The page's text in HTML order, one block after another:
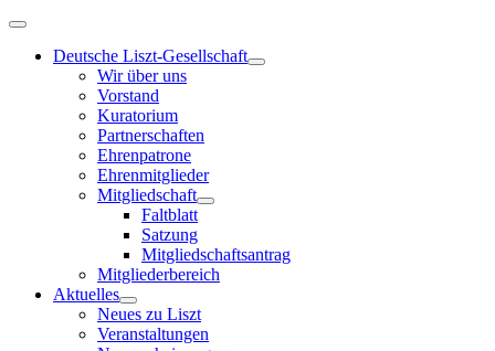
Deutsche Liszt-Gesellschaft
Wir über uns
Vorstand
Kuratorium
Partnerschaften
Ehrenpatrone
Ehrenmitglieder
Mitgliedschaft
Faltblatt
Satzung
Mitgliedschaftsantrag
Mitgliederbereich
Aktuelles
Neues zu Liszt
Veranstaltungen